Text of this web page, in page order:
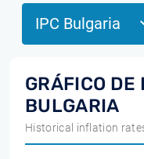
IPC Bulgaria
GRÁFICO DE
BULGARIA
Historical inflation